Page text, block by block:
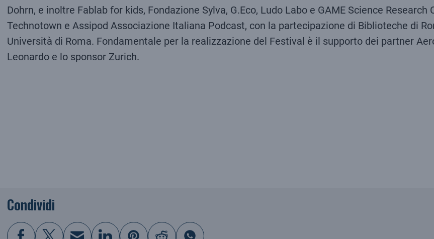
Dohrn, e inoltre Fablab for kids, Fondazione Sylva, G.Eco, Ludo Labo e GAME Science
Technotown e Assipod Associazione Italiana Podcast, con la partecipazione di Biblioteche di
Università di Roma. Fondamentale per la realizzazione del Festival è il supporto dei partner
Leonardo e lo sponsor Zurich.
Condividi